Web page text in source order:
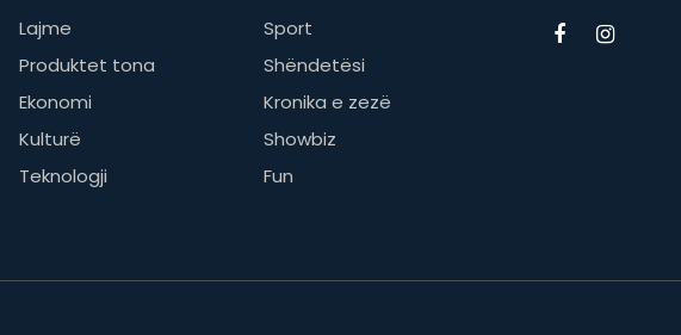
Lajme
Sport
Produktet tona
Shëndetësi
Ekonomi
Kronika e zezë
Kulturë
Showbiz
Teknologji
Fun